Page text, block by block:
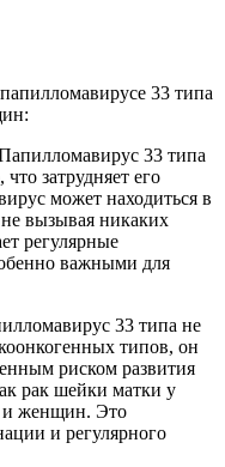
33 типа
33 типа
затрудняет его
может находиться в
вызывая никаких
регулярные
важными для
33 типа не
типов, он
риском развития
рак шейки матки у
и женщин. Это
и регулярного